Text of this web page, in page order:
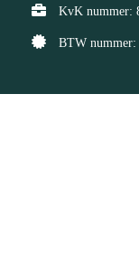
KvK nummer:
BTW nummer: